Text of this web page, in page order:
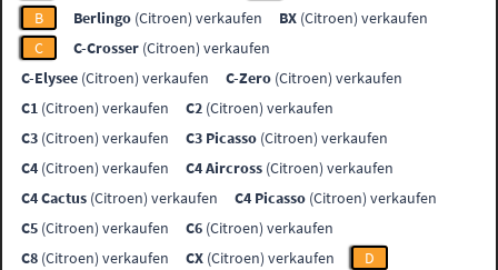
B
Berlingo (Citroen) verkaufen BX (Citroen) verkaufen
C
C-Crosser (Citroen) verkaufen
C-Elysee (Citroen) verkaufen C-Zero (Citroen) verkaufen
C1 (Citroen) verkaufen C2 (Citroen) verkaufen
C3 (Citroen) verkaufen C3 Picasso (Citroen) verkaufen
C4 (Citroen) verkaufen C4 Aircross (Citroen) verkaufen
C4 Cactus (Citroen) verkaufen C4 Picasso (Citroen) verkaufen
C5 (Citroen) verkaufen C6 (Citroen) verkaufen
C8 (Citroen) verkaufen CX (Citroen) verkaufen
D